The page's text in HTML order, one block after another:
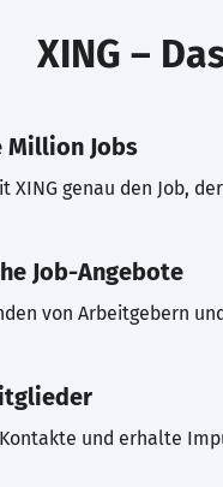
XING –
Million Jobs
XING genau den Job,
Job-Angebote
von Arbeitgebern
und erhalte